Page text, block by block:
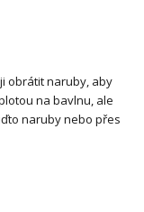
obrátit naruby, aby
na bavlnu, ale
naruby nebo přes